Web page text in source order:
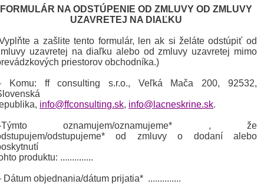
FORMULÁR NA ODSTÚPENIE OD ZMLUVY OD ZMLUVY
UZAVRETEJ NA DIAĽKU
a zašlite tento formulár, len ak si želáte odstúpiť od
uzavretej na diaľku alebo od zmluvy uzavretej mimo
priestorov obchodníka.)
Komu: ff consulting s.r.o., Veľká Mača 200, 92532,
info@ffconsulting.sk, info@lacneskrine.sk.
oznamujem/oznamujeme* , že
odstupujeme* od zmluvy o dodaní alebo
produktu: ..............
Dátum objednania/dátum prijatia* ..............